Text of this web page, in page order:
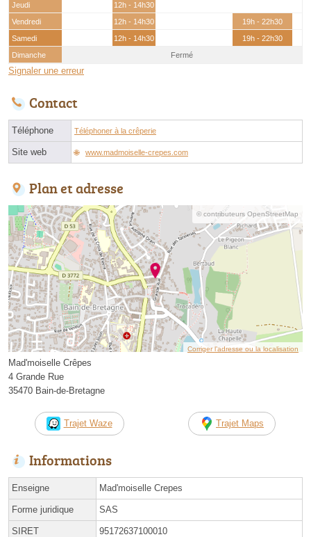
Jeudi
12h - 14h30
Vendredi
12h - 14h30
19h - 22h30
Samedi
12h - 14h30
19h - 22h30
Dimanche
Fermé
Signaler une erreur
Contact
Téléphone Téléphoner à la crêperie
Site web www.madmoiselle-crepes.com
Plan et adresse
© contributeurs OpenStreetMap
Corriger l’adresse ou la localisation
Mad'moiselle Crêpes
4 Grande Rue
35470 Bain-de-Bretagne
Trajet Waze Trajet Maps
Informations
Enseigne Mad'moiselle Crepes
Forme juridique SAS
SIRET 95172637100010